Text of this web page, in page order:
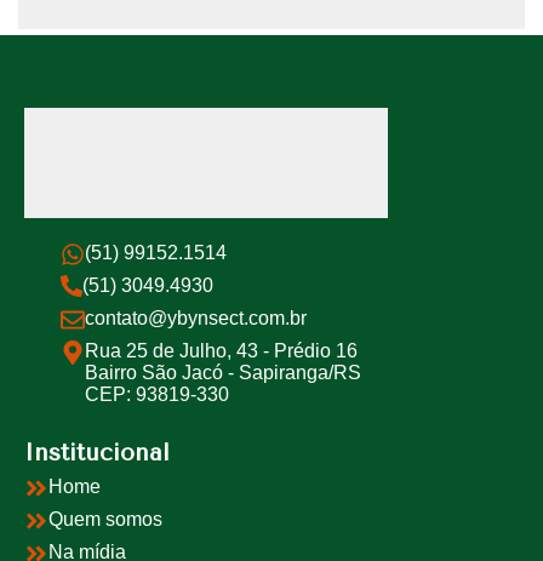
(51) 99152.1514
(51) 3049.4930
contato@ybynsect.com.br
Rua 25 de Julho, 43 - Prédio 16
Bairro São Jacó - Sapiranga/RS
CEP: 93819-330
Institucional
Home
Quem somos
Na mídia